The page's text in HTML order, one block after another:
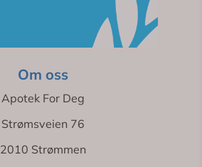
Om oss
Apotek For Deg
Strømsveien 76
2010 Strømmen